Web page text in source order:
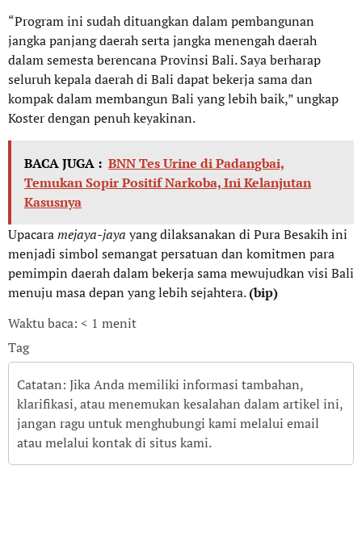
“Program ini sudah dituangkan dalam pembangunan
jangka panjang daerah serta jangka menengah daerah
dalam semesta berencana Provinsi Bali. Saya berharap
seluruh kepala daerah di Bali dapat bekerja sama dan
kompak dalam membangun Bali yang lebih baik,” ungkap
Koster dengan penuh keyakinan.
BACA JUGA : BNN Tes Urine di Padangbai,
Temukan Sopir Positif Narkoba, Ini Kelanjutan
Kasusnya
Upacaramejaya-jaya yang dilaksanakan di Pura Besakih ini
menjadi simbol semangat persatuan dan komitmen para
pemimpin daerah dalam bekerja sama mewujudkan visi Bali
menuju masa depan yang lebih sejahtera.(bip)
Waktu baca: < 1 menit
Tag
Catatan: Jika Anda memiliki informasi tambahan,
klarifikasi, atau menemukan kesalahan dalam artikel ini,
jangan ragu untuk menghubungi kami melalui email
atau melalui kontak di situs kami.